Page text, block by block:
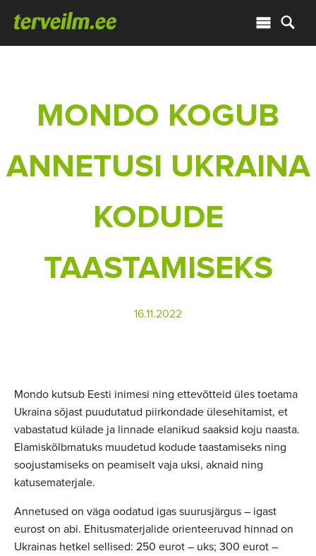
MONDO KOGUB
ANNETUSI UKRAINA
KODUDE
TAASTAMISEKS
16.11.2022
Mondo kutsub Eesti inimesi ning ettevõtteid üles toetama
Ukraina sõjast puudutatud piirkondade ülesehitamist, et
vabastatud külade ja linnade elanikud saaksid koju naasta.
Elamiskõlbmatuks muudetud kodude taastamiseks ning
soojustamiseks on peamiselt vaja uksi, aknaid ning
katusematerjale.
Annetused on väga oodatud igas suurusjärgus – igast
eurost on abi. Ehitusmaterjalide orienteeruvad hinnad on
Ukrainas hetkel sellised: 250 eurot – uks; 300 eurot –